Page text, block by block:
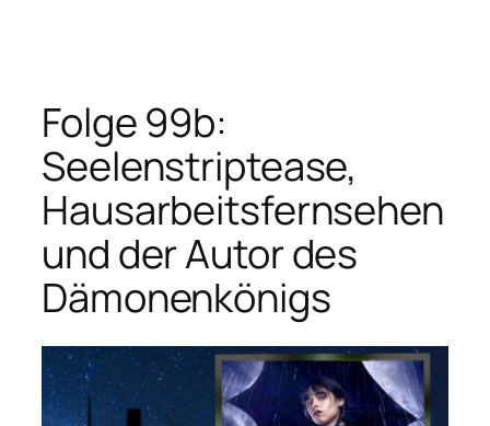
Folge 99b:
Seelenstriptease,
Hausarbeitsfernsehen
und der Autor des
Dämonenkönigs